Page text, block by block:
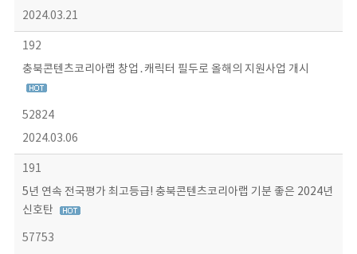
2024.03.21
192
충북콘텐츠코리아랩 창업․캐릭터 필두로 올해의 지원사업 개시
52824
2024.03.06
191
5년 연속 전국평가 최고등급! 충북콘텐츠코리아랩 기분 좋은 2024년
신호탄
57753